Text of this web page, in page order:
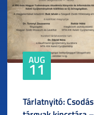
AUG
11
Tárlatnyitó: Csodás